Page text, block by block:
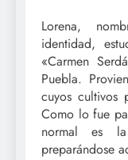
Lorena,
identidad,
«Carmen
Puebla.
cuyos cultivos
Como lo fue
normal es
preparándose